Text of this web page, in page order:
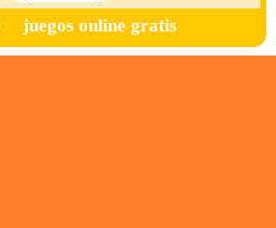
juegos online gratis